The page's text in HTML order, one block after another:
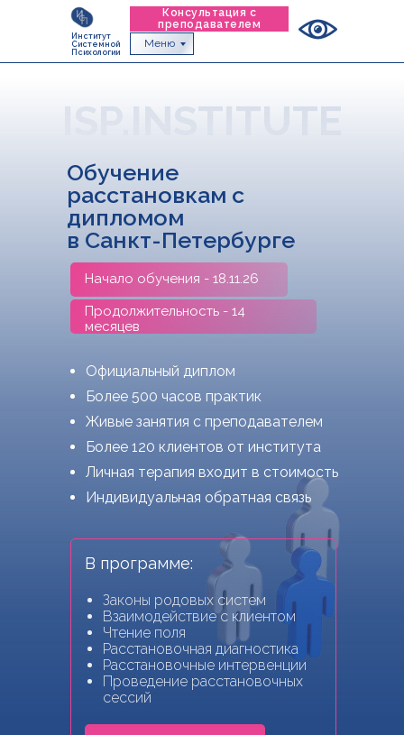
Институт
Системной
Психологии
Консультация с
преподавателем
Меню
Официальный диплом
Более 500 часов практик
Живые занятия с преподавателем
Более 120 клиентов от института
Личная терапия входит в стоимость
Индивидуальная обратная связь
ISP.INSTITUTE
Законы родовых систем
Взаимодействие с клиентом
Чтение поля
Расстановочная диагностика
Расстановочные интервенции
Проведение расстановочных
сессий
В программе:
Продолжительность - 14
месяцев
Начало обучения - 18.11.26
Обучение
расстановкам с
дипломом
в Санкт-Петербурге